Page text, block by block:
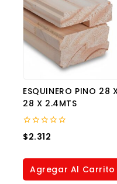
ESQUINERO PINO 28
28 X 2.4MTS
0
out
5
$2.312
Agregar Al Carrito